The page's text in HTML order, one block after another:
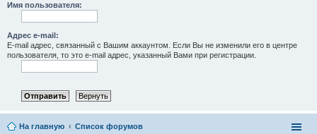
Имя пользователя:
Адрес e-mail:
E-mail адрес, связанный с Вашим аккаунтом. Если Вы не изменили его в центре
пользователя, то это e-mail адрес, указанный Вами при регистрации.
На главную Список форумов